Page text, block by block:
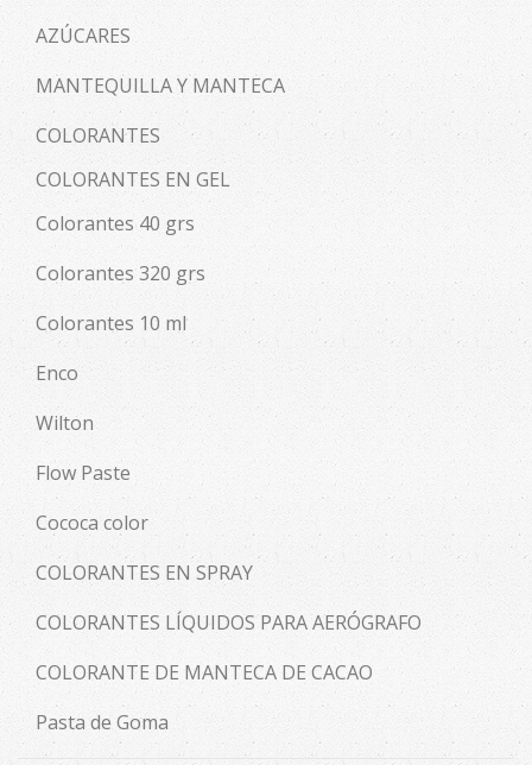
AZÚCARES
MANTEQUILLA Y MANTECA
COLORANTES
COLORANTES EN GEL
Colorantes 40 grs
Colorantes 320 grs
Colorantes 10 ml
Enco
Wilton
Flow Paste
Cococa color
COLORANTES EN SPRAY
COLORANTES LÍQUIDOS PARA AERÓGRAFO
COLORANTE DE MANTECA DE CACAO
Pasta de Goma